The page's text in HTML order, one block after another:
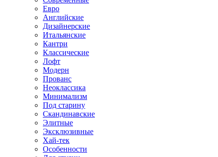
Евро
Английские
Дизайнерские
Итальянские
Кантри
Классические
Лофт
Модерн
Прованс
Неоклассика
Минимализм
Под старину
Скандинавские
Элитные
Эксклюзивные
Хай-тек
Особенности